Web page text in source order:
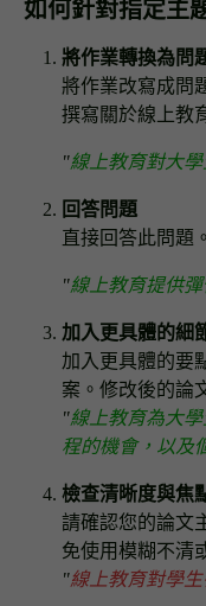
如何針對指定主
將作業轉換為問
將作業改寫成問
撰寫關於線上教
"線上教育對大
回答問題
直接回答此問題
"線上教育提供
加入更具體的細
加入更具體的要
案。修改後的論
"線上教育為大
程的機會，以及
檢查清晰度與焦
請確認您的論文
免使用模糊不清
"線上教育對學生